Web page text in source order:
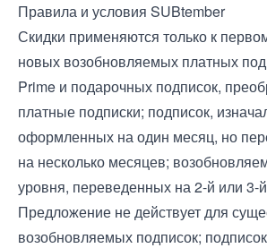
Правила и условия SUBtember
Скидки применяются только к
новых возобновляемых платных
Prime и подарочных подписок,
платные подписки; подписок,
оформленных на один месяц, но
на несколько месяцев;
уровня, переведенных на 2-й или 3-
Предложение не действует для
возобновляемых подписок;